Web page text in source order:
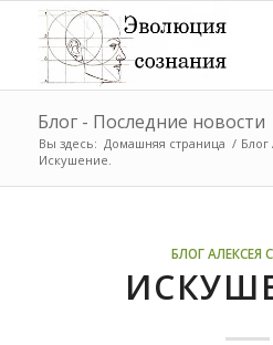
Блог - Последние новости
Вы здесь: Домашняя страница / Блог
Искушение.
БЛОГ АЛЕКСЕЯ